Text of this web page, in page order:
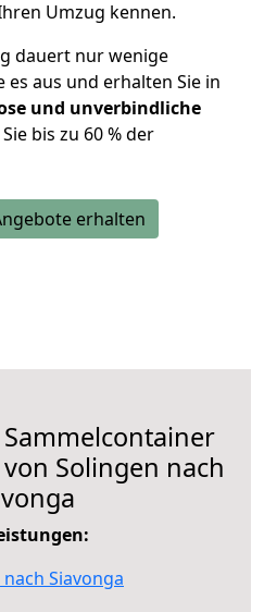
Umzug kennen.
dauert nur wenige
aus und erhalten Sie in
und unverbindliche
bis zu 60 % der
erhalten
Solingen nach
Siavonga